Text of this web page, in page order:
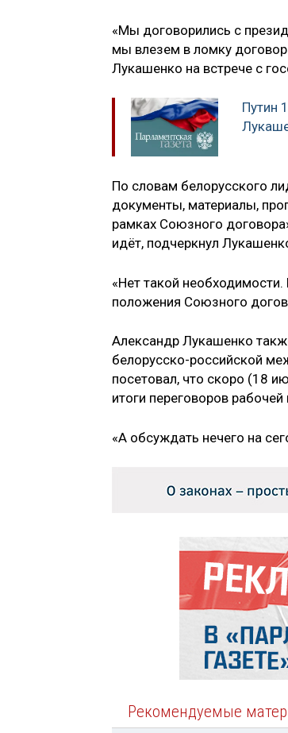
«Мы договорились с
мы влезем в ломку
Лукашенко на встрече с
Путин
По словам белорусского
документы, материалы,
рамках Союзного
идёт, подчеркнул
«Нет такой
положения Союзного
Александр Лукашенко
белорусско-российской
посетовал, что скоро (18
итоги переговоров рабочей
«А обсуждать нечего на
Рекомендуемые